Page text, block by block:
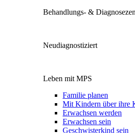
Behandlungs- &
Neudiagnostiziert
Leben mit MPS
Familie planen
Mit Kindern über ihre
Erwachsen werden
Erwachsen sein
Geschwisterkind sein